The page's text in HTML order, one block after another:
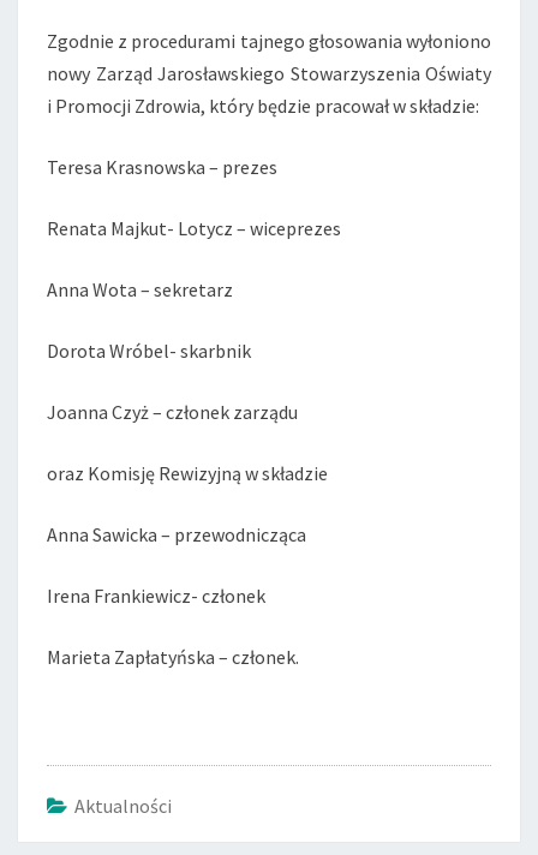
Zgodnie z procedurami tajnego głosowania wyłoniono
nowy Zarząd Jarosławskiego Stowarzyszenia Oświaty
i Promocji Zdrowia, który będzie pracował w składzie:
Teresa Krasnowska – prezes
Renata Majkut- Lotycz – wiceprezes
Anna Wota – sekretarz
Dorota Wróbel- skarbnik
Joanna Czyż – członek zarządu
oraz Komisję Rewizyjną w składzie
Anna Sawicka – przewodnicząca
Irena Frankiewicz- członek
Marieta Zapłatyńska – członek.
Aktualności